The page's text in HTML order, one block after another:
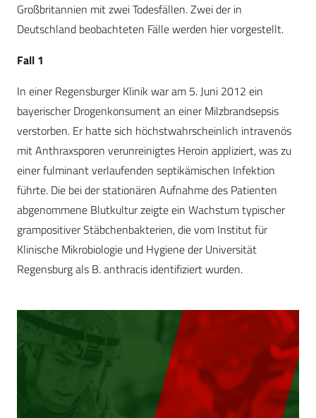
Großbritannien mit zwei Todesfällen. Zwei der in
Deutschland beobachteten Fälle werden hier vorgestellt.
Fall 1
In einer Regensburger Klinik war am 5. Juni 2012 ein
bayerischer Drogenkonsument an einer Milzbrandsepsis
verstorben. Er hatte sich höchstwahrscheinlich intravenös
mit Anthraxsporen verunreinigtes Heroin appliziert, was zu
einer fulminant verlaufenden septikämischen Infektion
führte. Die bei der stationären Aufnahme des Patienten
abgenommene Blutkultur zeigte ein Wachstum typischer
grampositiver Stäbchenbakterien, die vom Institut für
Klinische Mikrobiologie und Hygiene der Universität
Regensburg als B. anthracis identifiziert wurden.